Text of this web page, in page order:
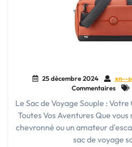
25 décembre 2024 xn--
Commentaires
Le Sac de Voyage Souple :
Toutes Vos Aventures Que
chevronné ou un amateur
sac de voyage